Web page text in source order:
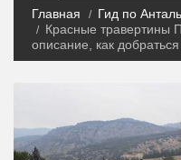
Главная Гид по
Красные травертины
описание, как